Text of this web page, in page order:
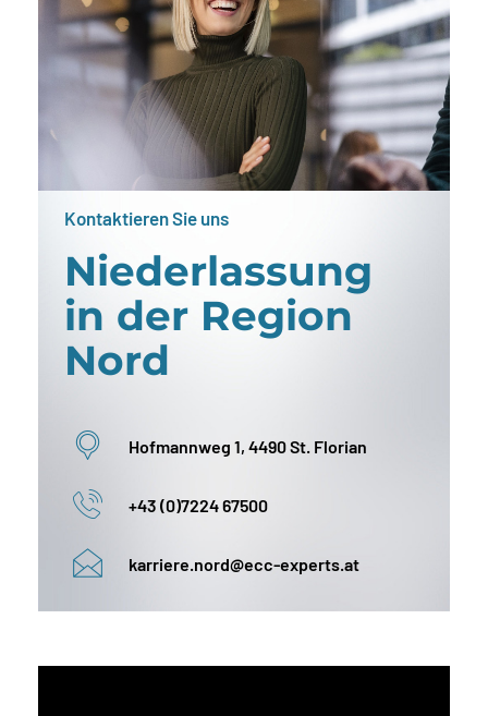
Kontaktieren Sie uns
Nieder­lassung
in der Region
Nord
Hofmannweg 1, 4490 St. Florian
+43 (0)7224 67500
karriere.nord@ecc-experts.at